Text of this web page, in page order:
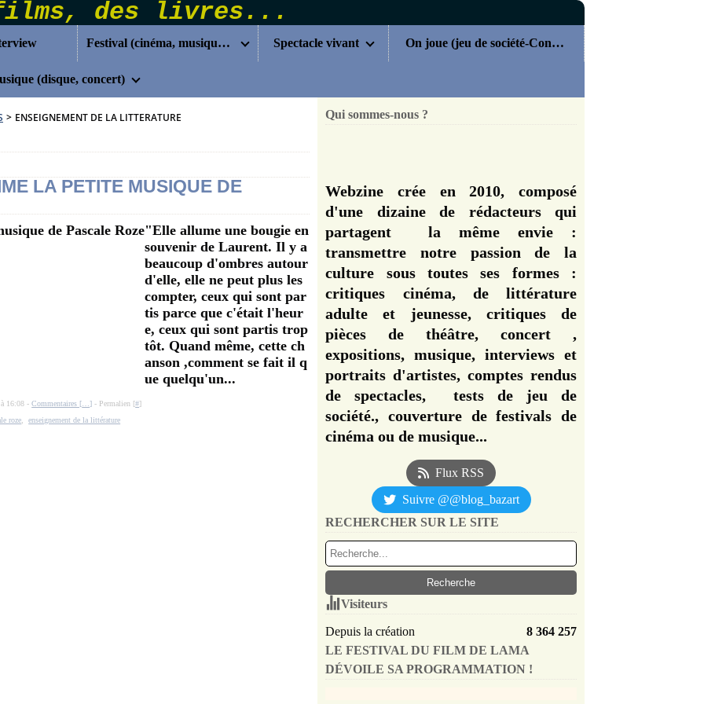
Festival (cinéma, musique...) Spectacle vivant On joue (jeu de société-Concours)
(disque, concert)
> ENSEIGNEMENT DE LA LITTERATURE
LA PETITE MUSIQUE DE
"Elle allume une bougie en
souvenir de Laurent. Il y a
beaucoup d'ombres autour
d'elle, elle ne peut plus les
compter, ceux qui sont par
tis parce que c'était l'heur
e, ceux qui sont partis trop
tôt. Quand même, cette ch
anson ,comment se fait il q
ue quelqu'un...
à 16:08 -Commentaires [ …] - Permalien [#]
roze ,enseignement de la littérature
Qui sommes-nous ?
Webzine crée en 2010, composé
d'une dizaine de rédacteurs qui
partagent la même envie :
transmettre notre passion de la
culture sous toutes ses formes :
critiques cinéma, de littérature
adulte et jeunesse, critiques de
pièces de théâtre, concert ,
expositions, musique, interviews et
portraits d'artistes, comptes rendus
de spectacles, tests de jeu de
société., couverture de festivals de
cinéma ou de musique...
Flux RSS
Suivre @@blog_bazart
RECHERCHER SUR LE SITE
Visiteurs
Depuis la création
8 364 257
LE FESTIVAL DU FILM DE LAMA
DÉVOILE SA PROGRAMMATION !